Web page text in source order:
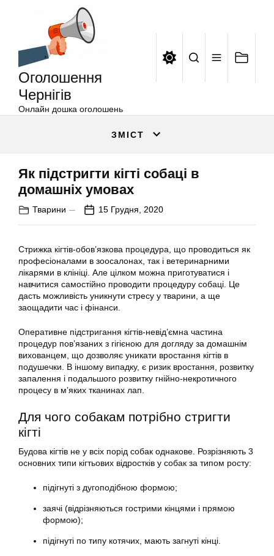
Оголошення
Чернігів
Онлайн дошка оголошень
ЗМІСТ
Як підстригти кігті собаці в
домашніх умовах
Тварини 15 Грудня, 2020
Стрижка кігтів-обов’язкова процедура, що проводиться як
професіоналами в зоосалонах, так і ветеринарними
лікарями в клініці. Але цілком можна приготуватися і
навчитися самостійно проводити процедуру собаці. Це
дасть можливість уникнути стресу у тварини, а ще
заощадити час і фінанси.
Оперативне підстригання кігтів-невід’ємна частина
процедур пов’язаних з гігієною для догляду за домашнім
вихованцем, що дозволяє уникати вростання кігтів в
подушечки. В іншому випадку, є ризик вростання, розвитку
запалення і подальшого розвитку гнійно-некротичного
процесу в м’яких тканинах лап.
Для чого собакам потрібно стригти
кігті
Будова кігтів не у всіх порід собак однакове. Розрізняють 3
основних типи кігтьових відростків у собак за типом росту:
підігнуті з дугоподібною формою;
заячі (відрізняються гострими кінцями і прямою
формою);
підігнуті по типу котячих, мають загнуті кінці.